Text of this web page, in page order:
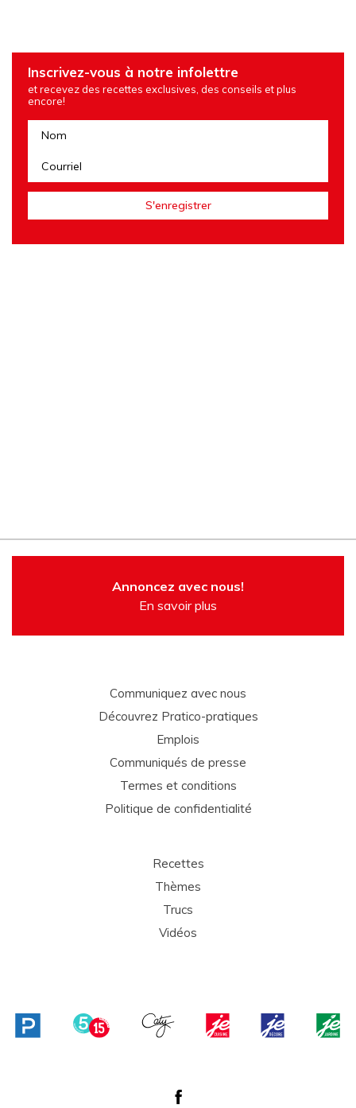
Inscrivez-vous à notre infolettre
et recevez des recettes exclusives, des conseils et plus
encore!
Annoncez avec nous!
En savoir plus
Communiquez avec nous
Découvrez Pratico-pratiques
Emplois
Communiqués de presse
Termes et conditions
Politique de confidentialité
Recettes
Thèmes
Trucs
Vidéos